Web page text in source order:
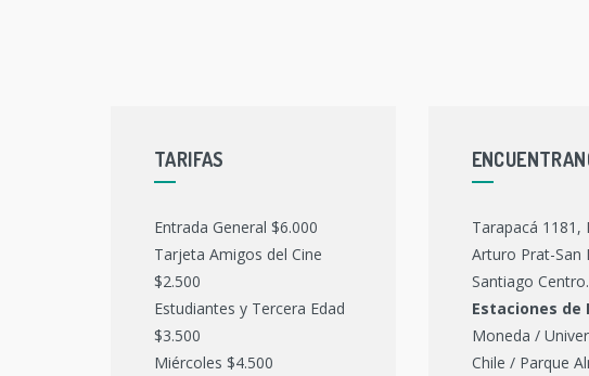
TARIFAS
Entrada General $6.000
Tarjeta Amigos del Cine
$2.500
Estudiantes y Tercera Edad
$3.500
Miércoles $4.500
Tarapacá 1181,
Arturo Prat-San
Santiago Centro.
Estaciones de
Moneda /
Chile / Parque